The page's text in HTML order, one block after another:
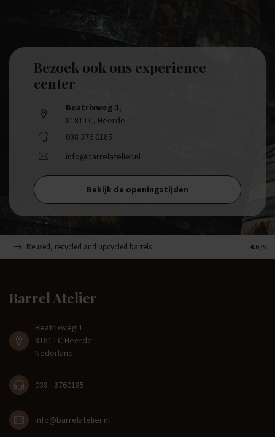
Bezoek ook ons experience
center
Beatrixweg 1,
8181 LC, Heerde
038 376 0185
info@barrelatelier.nl
Bekijk de openingstijden
Reused, recycled and upcycled barrels 4.6 /5
Barrel Atelier
Beatrixweg 1
8181 LC Heerde
Nederland
038 - 3760185
info@barrelatelier.nl